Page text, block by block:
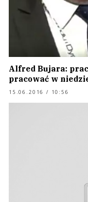
Alfred Bujara:
pracować w
15.06.2016 / 10:56